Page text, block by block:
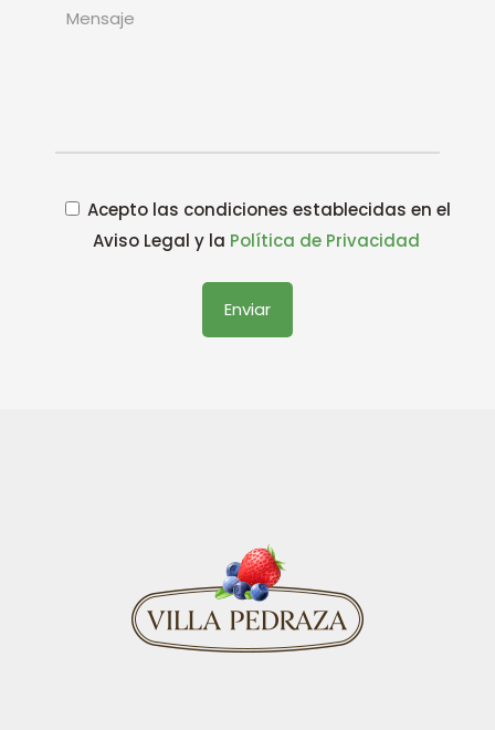
Acepto las condiciones establecidas en el
Aviso Legal y la Política de Privacidad